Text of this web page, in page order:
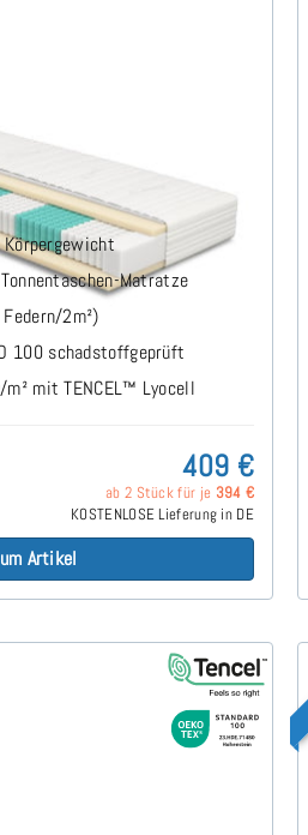
TTFK-Matratze 100x210
Matratze
2m²)
100 schadstoffgeprüft
mit TENCEL™ Lyocell
409 €
ab 2 Stück für je 394 €
KOSTENLOSE Lieferung in DE
Artikel